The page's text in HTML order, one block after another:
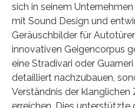
sich in seinem
mit Sound Design und
Geräuschbilder für
innovativen Geigencorpus
eine Stradivari oder
detailliert nachzubauen,
Verständnis der klanglichen
erreichen. Dies unterstützte